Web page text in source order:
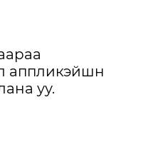
аппликэйшн
уу.